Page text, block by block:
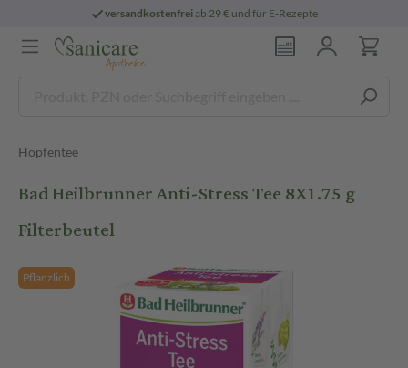
versandkostenfreiab 29 € und für E-Rezepte
Hopfentee
Bad Heilbrunner Anti-Stress Tee 8X1.75 g
Filterbeutel
Pflanzlich